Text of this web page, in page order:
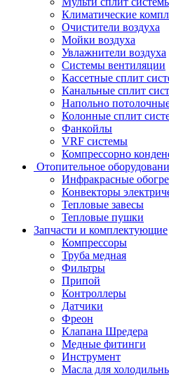
Климатические
Очистители воздуха
Мойки воздуха
Увлажнители воздуха
Системы вентиляции
Кассетные сплит
Канальные сплит
Напольно
Колонные сплит
Фанкойлы
VRF системы
Компрессорно
Отопительное
Инфракрасные
Конвекторы
Тепловые завесы
Тепловые пушки
Запчасти и комплектующие
Компрессоры
Труба медная
Фильтры
Припой
Контроллеры
Датчики
Фреон
Клапана Шредера
Медные фитинги
Инструмент
Масла для